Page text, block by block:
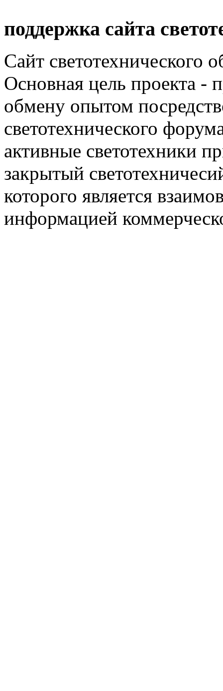
поддержка сайта
Сайт светотехнического
Основная цель проекта -
обмену опытом
светотехнического
активные светотехники
закрытый
которого является
информацией